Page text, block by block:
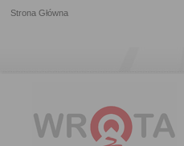
Strona Główna